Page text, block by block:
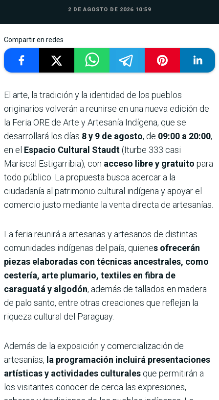
2 DE AGOSTO DE 2026 10:59
Compartir en redes
El arte, la tradición y la identidad de los pueblos
originarios volverán a reunirse en una nueva edición de
la Feria ORE de Arte y Artesanía Indígena, que se
desarrollará los días 8 y 9 de agosto, de 09:00 a 20:00,
en el Espacio Cultural Staudt(Iturbe 333 casi
Mariscal Estigarribia), con acceso libre y gratuito para
todo público. La propuesta busca acercar a la
ciudadanía al patrimonio cultural indígena y apoyar el
comercio justo mediante la venta directa de artesanías.
La feria reunirá a artesanas y artesanos de distintas
comunidades indígenas del país, quienes ofrecerán
piezas elaboradas con técnicas ancestrales, como
cestería, arte plumario, textiles en fibra de
caraguatá y algodón, además de tallados en madera
de palo santo, entre otras creaciones que reflejan la
riqueza cultural del Paraguay.
Además de la exposición y comercialización de
artesanías, la programación incluirá presentaciones
artísticas y actividades culturales que permitirán a
los visitantes conocer de cerca las expresiones,